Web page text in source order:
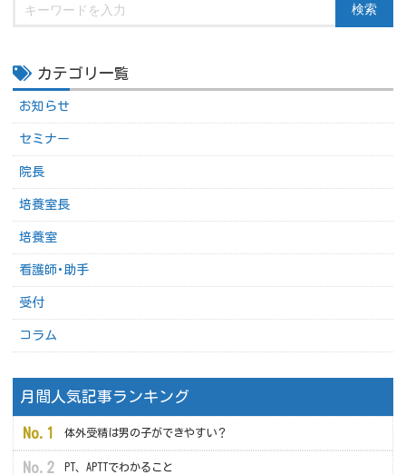
検索
カテゴリ一覧
お知らせ
セミナー
院長
培養室長
培養室
看護師･助手
受付
コラム
月間人気記事ランキング
体外受精は男の子ができやすい？
PT、APTTでわかること